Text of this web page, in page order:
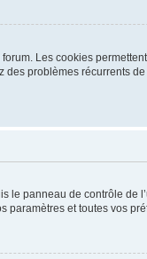
Les cookies
problèmes récurrents
le panneau de contrôle de
paramètres et toutes vos